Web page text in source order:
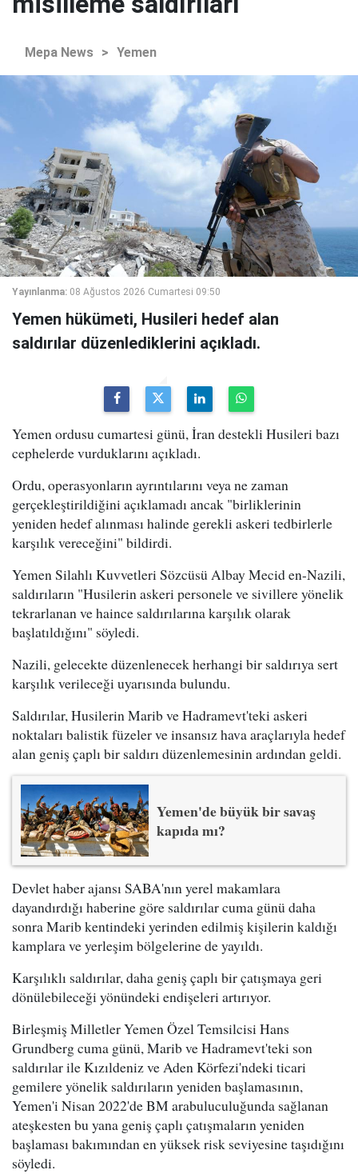
Mepa News > Yemen
Yayınlanma: 08 Ağustos 2026 Cumartesi 09:50
Yemen hükümeti, Husileri hedef alan
saldırılar düzenlediklerini açıkladı.
Yemen ordusu cumartesi günü, İran destekli Husileri bazı
cephelerde vurduklarını açıkladı.
Ordu, operasyonların ayrıntılarını veya ne zaman
gerçekleştirildiğini açıklamadı ancak "birliklerinin
yeniden hedef alınması halinde gerekli askeri tedbirlerle
karşılık vereceğini" bildirdi.
Yemen Silahlı Kuvvetleri Sözcüsü Albay Mecid en-Nazili,
saldırıların "Husilerin askeri personele ve sivillere yönelik
tekrarlanan ve haince saldırılarına karşılık olarak
başlatıldığını" söyledi.
Nazili, gelecekte düzenlenecek herhangi bir saldırıya sert
karşılık verileceği uyarısında bulundu.
Saldırılar, Husilerin Marib ve Hadramevt'teki askeri
noktaları balistik füzeler ve insansız hava araçlarıyla hedef
alan geniş çaplı bir saldırı düzenlemesinin ardından geldi.
Yemen'de büyük bir savaş
kapıda mı?
Devlet haber ajansı SABA'nın yerel makamlara
dayandırdığı haberine göre saldırılar cuma günü daha
sonra Marib kentindeki yerinden edilmiş kişilerin kaldığı
kamplara ve yerleşim bölgelerine de yayıldı.
Karşılıklı saldırılar, daha geniş çaplı bir çatışmaya geri
dönülebileceği yönündeki endişeleri artırıyor.
Birleşmiş Milletler Yemen Özel Temsilcisi Hans
Grundberg cuma günü, Marib ve Hadramevt'teki son
saldırılar ile Kızıldeniz ve Aden Körfezi'ndeki ticari
gemilere yönelik saldırıların yeniden başlamasının,
Yemen'i Nisan 2022'de BM arabuluculuğunda sağlanan
ateşkesten bu yana geniş çaplı çatışmaların yeniden
başlaması bakımından en yüksek risk seviyesine taşıdığını
söyledi.